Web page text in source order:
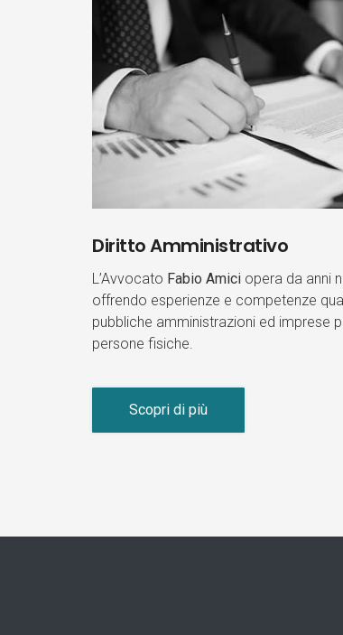
Diritto Amministrativo
L’Avvocato Fabio Amici opera da anni
offrendo esperienze e competenze
pubbliche amministrazioni ed imprese
persone fisiche.
Scopri di più